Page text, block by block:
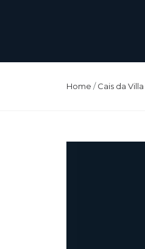
Home /Cais da Villa